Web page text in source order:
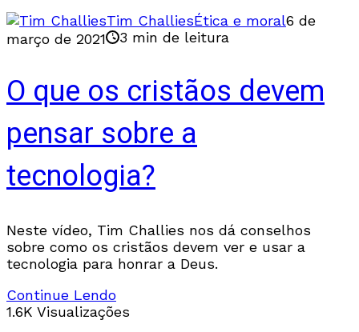
Tim ChalliesÉtica e moral6 de
março de 2021
3 min de leitura
O que os cristãos devem
pensar sobre a
tecnologia?
Neste vídeo, Tim Challies nos dá conselhos
sobre como os cristãos devem ver e usar a
tecnologia para honrar a Deus.
Continue Lendo
1.6K Visualizações